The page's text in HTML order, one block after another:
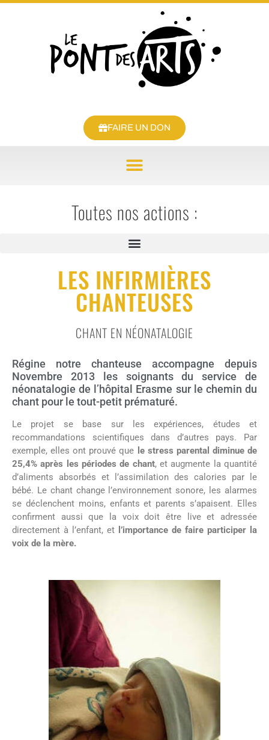
FAIRE UN DON
Toutes nos actions :
LES INFIRMIÈRES
CHANTEUSES
CHANT EN NÉONATALOGIE
Régine notre chanteuse accompagne depuis
Novembre 2013 les soignants du service de
néonatalogie de l’hôpital Erasme sur le chemin du
chant pour le tout-petit prématuré.
Le projet se base sur les expériences, études et
recommandations scientifiques dans d’autres pays. Par
exemple, elles ont prouvé que le stress parental diminue de
25,4% après les périodes de chant, et augmente la quantité
d’aliments absorbés et l’assimilation des calories par le
bébé. Le chant change l’environnement sonore, les alarmes
se déclenchent moins, enfants et parents s’apaisent. Elles
confirment aussi que la voix doit être live et adressée
directement à l’enfant, et l’importance de faire participer la
voix de la mère.